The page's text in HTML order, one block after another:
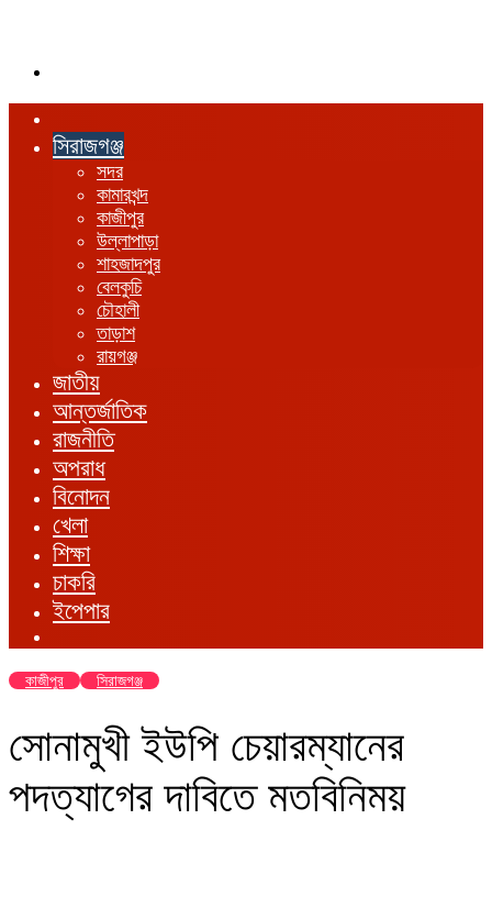
সিরাজগঞ্জ
সদর
কামারখন্দ
কাজীপুর
উল্লাপাড়া
শাহজাদপুর
বেলকুচি
চৌহালী
তাড়াশ
রায়গঞ্জ
জাতীয়
আন্তর্জাতিক
রাজনীতি
অপরাধ
বিনোদন
খেলা
শিক্ষা
চাকরি
ইপেপার
কাজীপুর সিরাজগঞ্জ
সোনামুখী ইউপি চেয়ারম্যানের
পদত্যাগের দাবিতে মতবিনিময়